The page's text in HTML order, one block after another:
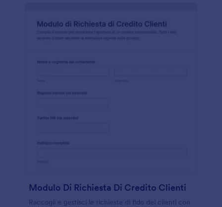
Modulo Di Richiesta Di Credito Clienti
Raccogli e gestisci le richieste di fido dei clienti con